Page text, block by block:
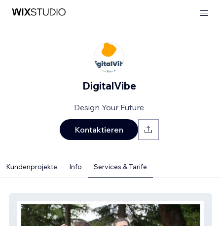
DigitalVibe
Design Your Future
Kontaktieren
Kundenprojekte Info Services & Tarife